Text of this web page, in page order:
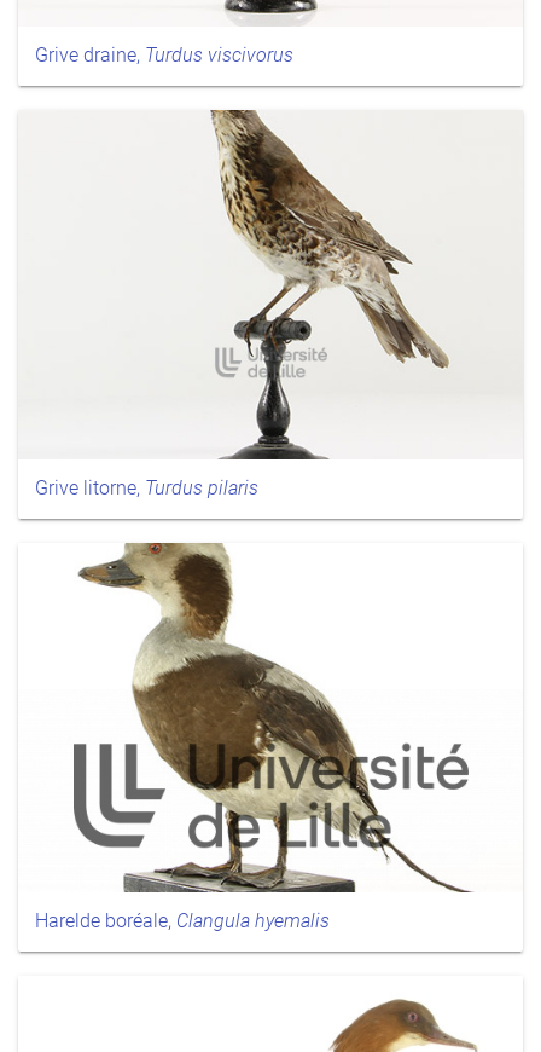
Grive draine, Turdus viscivorus
Grive litorne, Turdus pilaris
Harelde boréale, Clangula hyemalis